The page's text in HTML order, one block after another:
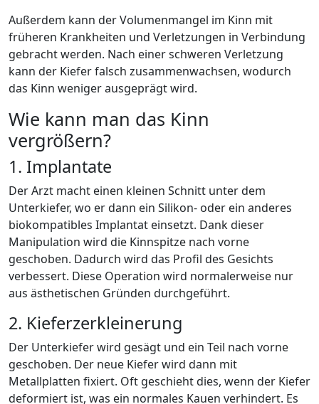
Außerdem kann der Volumenmangel im Kinn mit
früheren Krankheiten und Verletzungen in Verbindung
gebracht werden. Nach einer schweren Verletzung
kann der Kiefer falsch zusammenwachsen, wodurch
das Kinn weniger ausgeprägt wird.
Wie kann man das Kinn
vergrößern?
1. Implantate
Der Arzt macht einen kleinen Schnitt unter dem
Unterkiefer, wo er dann ein Silikon- oder ein anderes
biokompatibles Implantat einsetzt. Dank dieser
Manipulation wird die Kinnspitze nach vorne
geschoben. Dadurch wird das Profil des Gesichts
verbessert. Diese Operation wird normalerweise nur
aus ästhetischen Gründen durchgeführt.
2. Kieferzerkleinerung
Der Unterkiefer wird gesägt und ein Teil nach vorne
geschoben. Der neue Kiefer wird dann mit
Metallplatten fixiert. Oft geschieht dies, wenn der Kiefer
deformiert ist, was ein normales Kauen verhindert. Es